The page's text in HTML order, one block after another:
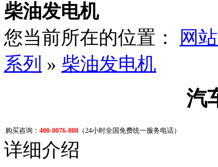
柴油发电机
您当前所在的位置：
网
系列 » 柴油发电机
汽
购买咨询： 400-0076-008 （24小时全国免费统一服务电话）
详细介绍